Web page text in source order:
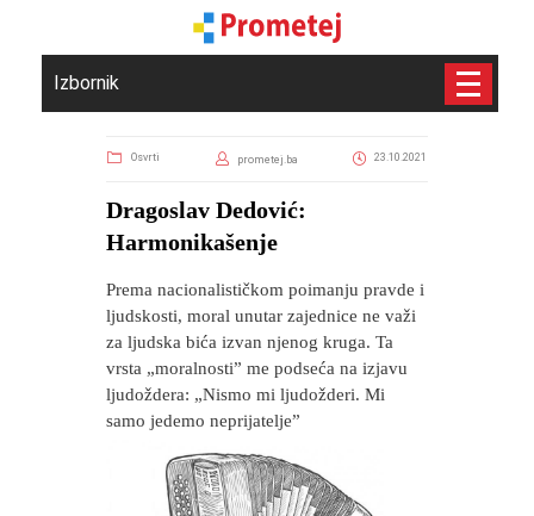
Izbornik
Osvrti prometej.ba 23.10.2021
Dragoslav Dedović:
Harmonikašenje
Prema nacionalističkom poimanju pravde i
ljudskosti, moral unutar zajednice ne važi
za ljudska bića izvan njenog kruga. Ta
vrsta „moralnosti” me podseća na izjavu
ljudoždera: „Nismo mi ljudožderi. Mi
samo jedemo neprijatelje”